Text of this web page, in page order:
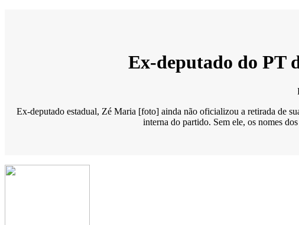
Ex-deputado do PT
Ex-deputado estadual, Zé Maria [foto] ainda não oficializou a retirada de
interna do partido. Sem ele, os nomes